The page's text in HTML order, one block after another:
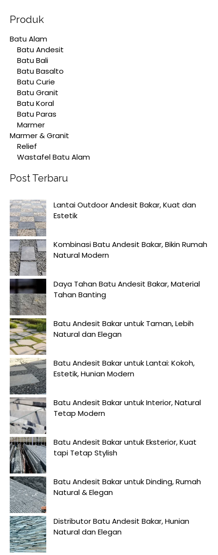
Produk
Batu Alam
Batu Andesit
Batu Bali
Batu Basalto
Batu Curie
Batu Granit
Batu Koral
Batu Paras
Marmer
Marmer & Granit
Relief
Wastafel Batu Alam
Post Terbaru
Lantai Outdoor Andesit Bakar, Kuat dan
Estetik
Kombinasi Batu Andesit Bakar, Bikin Rumah
Natural Modern
Daya Tahan Batu Andesit Bakar, Material
Tahan Banting
Batu Andesit Bakar untuk Taman, Lebih
Natural dan Elegan
Batu Andesit Bakar untuk Lantai: Kokoh,
Estetik, Hunian Modern
Batu Andesit Bakar untuk Interior, Natural
Tetap Modern
Batu Andesit Bakar untuk Eksterior, Kuat
tapi Tetap Stylish
Batu Andesit Bakar untuk Dinding, Rumah
Natural & Elegan
Distributor Batu Andesit Bakar, Hunian
Natural dan Elegan